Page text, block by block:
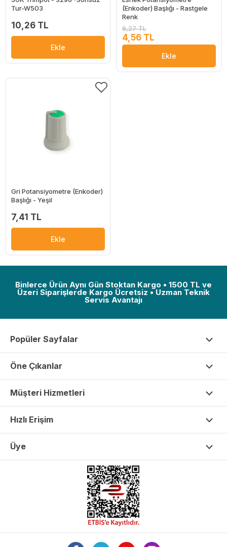
Tur-W503
10,26 TL
Ekle
(Enkoder) Başlığı - Rastgele
Renk
6,27 TL
4,56 TL
Ekle
Gri Potansiyometre (Enkoder)
Başlığı - Yeşil
7,41 TL
Ekle
Binlerce Ürün Aynı Gün Stoktan Kargo • 1500 TL ve
Üzeri Siparişlerde Kargo Ücretsiz • Uzman Teknik
Servis Avantajı
Popüler Sayfalar
Öne Çıkanlar
Müşteri Hizmetleri
Hızlı Erişim
Üye